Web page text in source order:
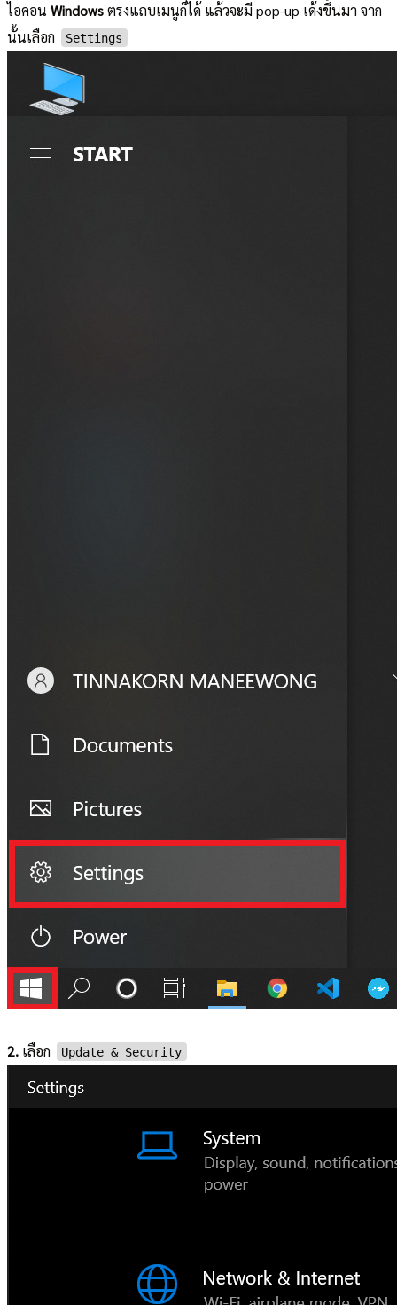
ไอคอน Windowsตรงแถบเมนูก็ได้ แล้วจะมี pop-up เด้งขึ้นมา จาก
นั้นเลือก
Settings
2. เลือก Update & Security